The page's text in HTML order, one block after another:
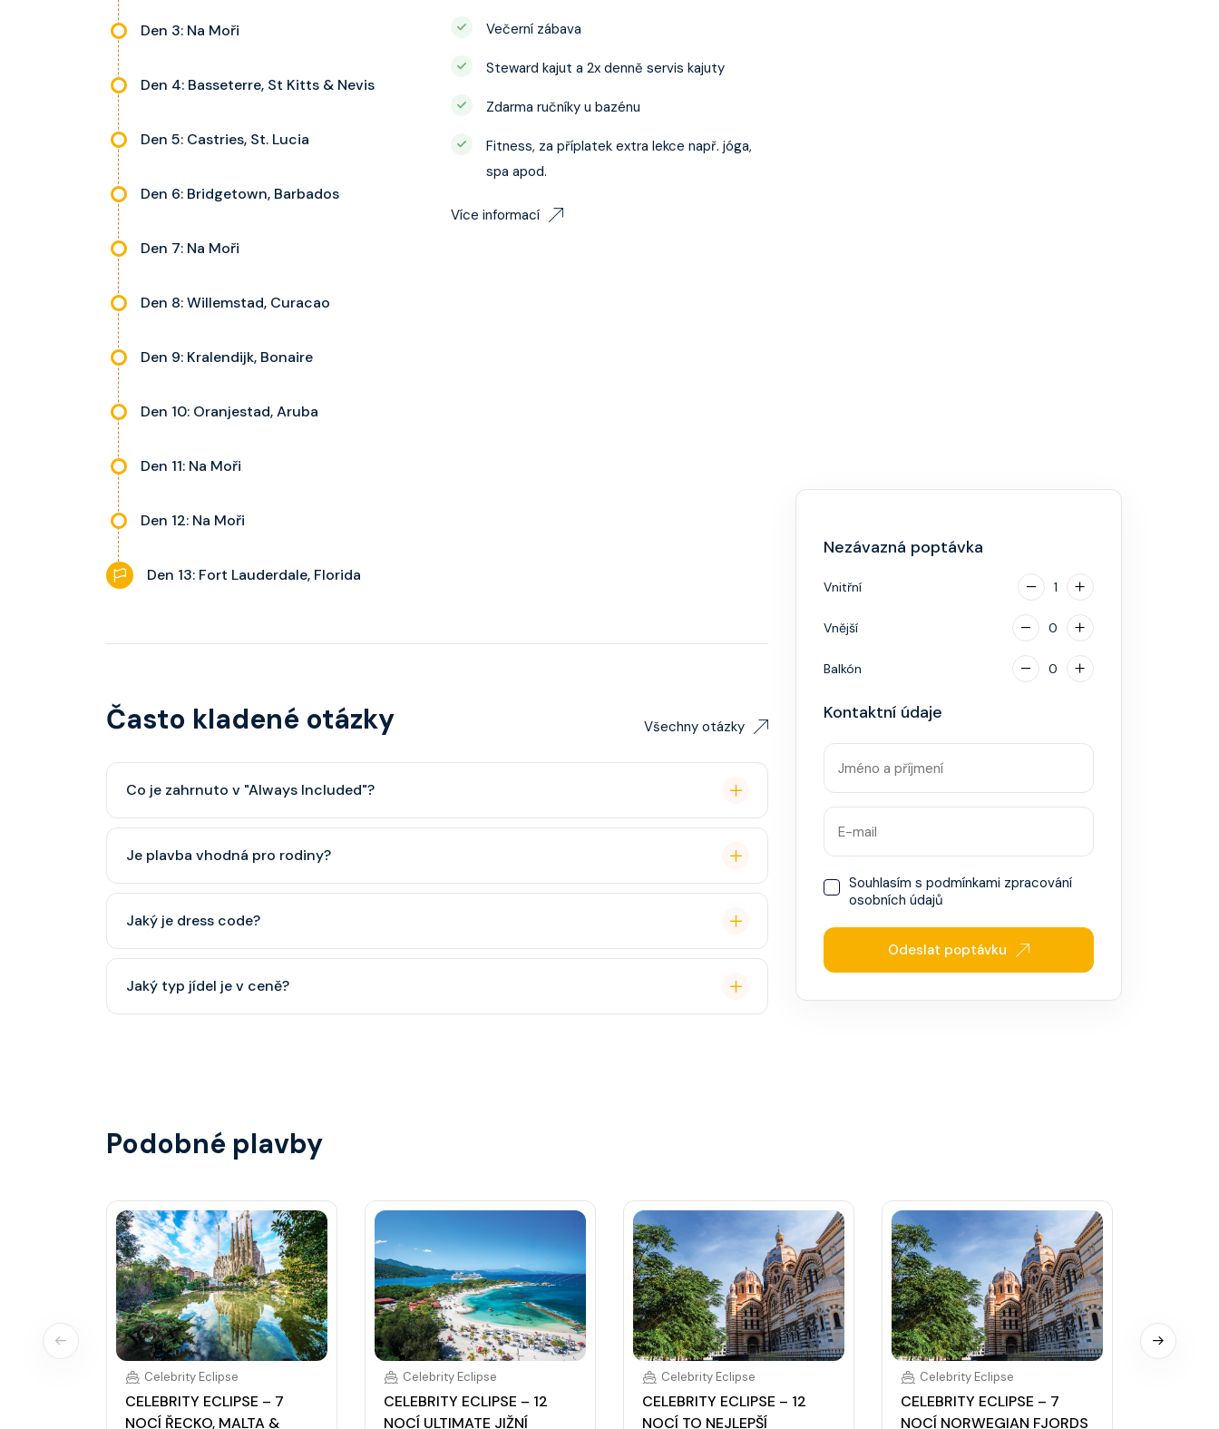
Den 3: Na Moři
Den 4: Basseterre, St Kitts & Nevis
Den 5: Castries, St. Lucia
Den 6: Bridgetown, Barbados
Den 7: Na Moři
Den 8: Willemstad, Curacao
Den 9: Kralendijk, Bonaire
Den 10: Oranjestad, Aruba
Den 11: Na Moři
Den 12: Na Moři
Den 13: Fort Lauderdale, Florida
Večerní zábava
Steward kajut a 2x denně servis kajuty
Zdarma ručníky u bazénu
Fitness, za příplatek extra lekce např. jóga,
spa apod.
Více informací
Často kladené otázky Všechny otázky
Co je zahrnuto v "Always Included"?
Je plavba vhodná pro rodiny?
dětský klub (od 3 let).
Jaký je dress code?
smoking.
Jaký typ jídel je v ceně?
Nezávazná poptávka
Vnitřní 1
Vnější 0
Balkón 0
Kontaktní údaje
Souhlasím spodmínkami zpracování
osobních údajů
Odeslat poptávku
Podobné plavby
Celebrity Eclipse
CELEBRITY ECLIPSE – 7
NOCÍ ŘECKO, MALTA &
Celebrity Eclipse
CELEBRITY ECLIPSE – 12
NOCÍ ULTIMATE JIŽNÍ
Celebrity Eclipse
CELEBRITY ECLIPSE – 12
NOCÍ TO NEJLEPŠÍ
Celebrity Eclipse
CELEBRITY ECLIPSE – 7
NOCÍ NORWEGIAN FJORDS